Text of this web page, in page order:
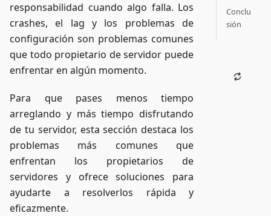
responsabilidad cuando algo falla. Los
crashes, el lag y los problemas de
configuración son problemas comunes
que todo propietario de servidor puede
enfrentar en algún momento.
Para que pases menos tiempo
arreglando y más tiempo disfrutando
de tu servidor, esta sección destaca los
problemas más comunes que
enfrentan los propietarios de
servidores y ofrece soluciones para
ayudarte a resolverlos rápida y
eficazmente.
Conclu
sión